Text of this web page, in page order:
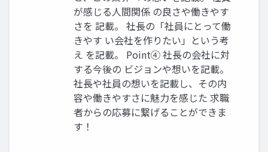
が感じる⼈間関係 の良さや働きやす
さを 記載。 社⻑の「社員にとって働
きやす い会社を作りたい」という考
え を記載。 Point④ 社⻑の会社に対
する今後の ビジョンや想いを記載。
社⻑や社員の想いを記載し、その内
容や働きやすさに魅⼒を感じた 求職
者からの応募に繋げることができま
す！